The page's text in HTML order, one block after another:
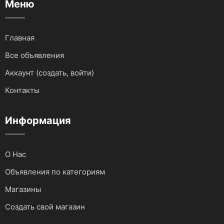
Погрузчики
Автобетоносмесители
Катки грунтовые и дорожные
Мототранспортные средства
Запчасти и Аксессуары
Для водного транспорта
Грузоперевозки
Фото и видеосъемка
Ремонт и строительство
Доставка
Услуги IT сферы
Меню
Главная
Все объявления
Аккаунт (создать, войти)
Контакты
Информация
О Нас
Объявления по категориям
Магазины
Создать свой магазин